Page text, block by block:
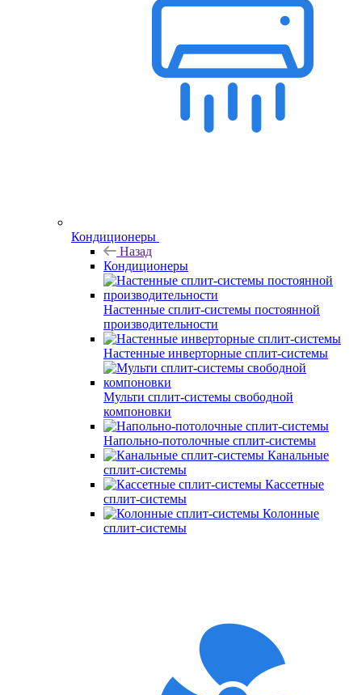
Кондиционеры
Назад
Кондиционеры
Настенные сплит-системы постоянной
производительности
Настенные инверторные сплит-системы
Мульти сплит-системы свободной
компоновки
Напольно-потолочные сплит-системы
Канальные
сплит-системы
Кассетные
сплит-системы
Колонные
сплит-системы